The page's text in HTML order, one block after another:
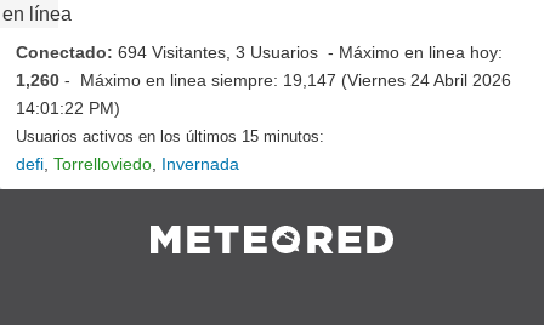
en línea
Conectado: 694 Visitantes, 3 Usuarios - Máximo en linea hoy:
1,260 - Máximo en linea siempre: 19,147 (Viernes 24 Abril 2026
14:01:22 PM)
Usuarios activos en los últimos 15 minutos:
defi Torrelloviedo Invernada